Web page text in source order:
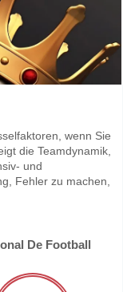
wenn Sie
die Teamdynamik,
und
Fehler zu machen,
De Football